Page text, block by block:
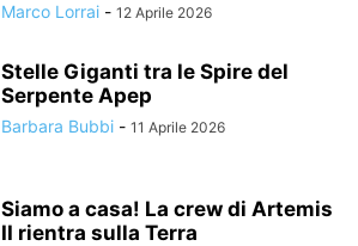
Marco Lorrai - 12 Aprile 2026
Stelle Giganti tra le Spire del
Serpente Apep
Barbara Bubbi - 11 Aprile 2026
Siamo a casa! La crew di Artemis
II rientra sulla Terra